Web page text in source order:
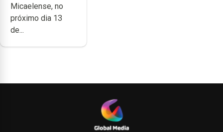
Micaelense, no
próximo dia 13
de...